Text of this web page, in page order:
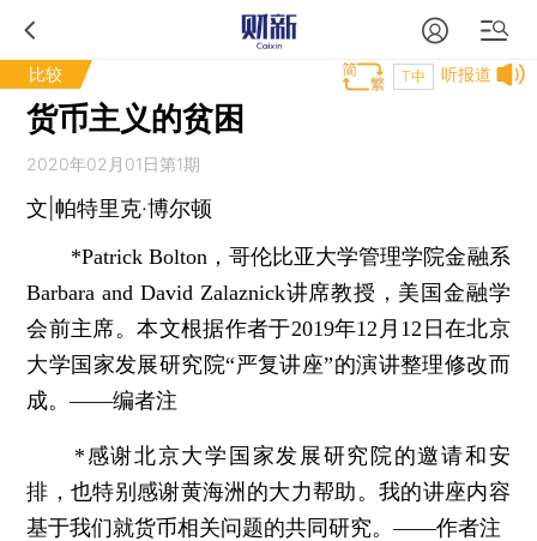
比较 听报道
T中
货币主义的贫困
2020年02月01日第1期
文|帕特里克·博尔顿
*Patrick Bolton，哥伦比亚大学管理学院金融系
Barbara and David Zalaznick讲席教授，美国金融学
会前主席。本文根据作者于2019年12月12日在北京
大学国家发展研究院“严复讲座”的演讲整理修改而
成。——编者注
*感谢北京大学国家发展研究院的邀请和安
排，也特别感谢黄海洲的大力帮助。我的讲座内容
基于我们就货币相关问题的共同研究。——作者注